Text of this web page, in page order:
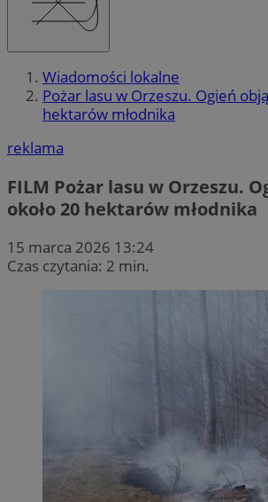
Wiadomości lokalne
Pożar lasu w Orzeszu. Ogień
hektarów młodnika
reklama
FILM Pożar lasu w Orzeszu.
około 20 hektarów młodnika
15 marca 2026 13:24
Czas czytania: 2 min.